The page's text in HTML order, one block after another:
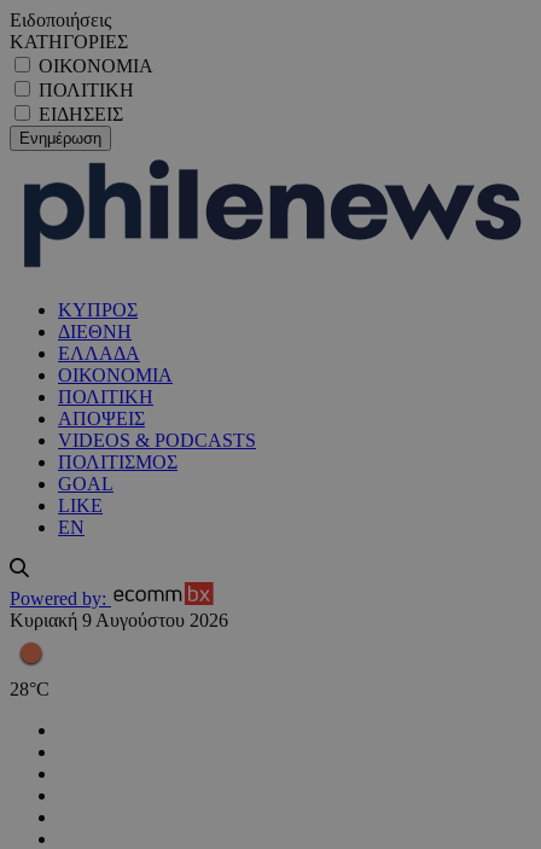
Ειδοποιήσεις
ΚΑΤΗΓΟΡΙΕΣ
ΟΙΚΟΝΟΜΙΑ
ΠΟΛΙΤΙΚΗ
ΕΙΔΗΣΕΙΣ
ΚΥΠΡΟΣ
ΔΙΕΘΝΗ
ΕΛΛΑΔΑ
ΟΙΚΟΝΟΜΙΑ
ΠΟΛΙΤΙΚΗ
ΑΠΟΨΕΙΣ
VIDEOS & PODCASTS
ΠΟΛΙΤΙΣΜΟΣ
GOAL
LIKE
EN
Powered by:
Κυριακή 9 Αυγούστου 2026
28°C